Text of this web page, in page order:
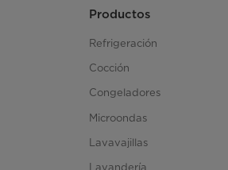
Productos
Refrigeración
Cocción
Congeladores
Microondas
Lavavajillas
Lavandería